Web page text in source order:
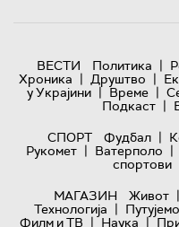
ВЕСТИ Политика |
Хроника | Друштво |
у Украјини | Време |
Подкаст |
СПОРТ
Фудбал |
Рукомет | Ватерполо |
спортови
МАГАЗИН
Живот |
Технологијa | Путујемо
Филм и ТВ | Наука |